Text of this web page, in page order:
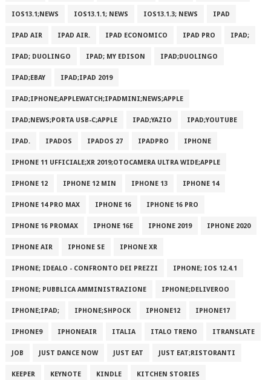
IOS13.1;NEWS IOS13.1.1; NEWS IOS13.1.3; NEWS IPAD
IPAD AIR IPAD AIR. IPAD ECONOMICO IPAD PRO IPAD;
IPAD; DUOLINGO IPAD; MY EDISON IPAD;DUOLINGO
IPAD;EBAY IPAD;IPAD 2019
IPAD;IPHONE;APPLEWATCH;IPADMINI;NEWS;APPLE
IPAD;NEWS;PORTA USB-C;APPLE IPAD;YAZIO IPAD;YOUTUBE
IPAD. IPADOS IPADOS 27 IPADPRO IPHONE
IPHONE 11 UFFICIALE;XR 2019;OTOCAMERA ULTRA WIDE;APPLE
IPHONE 12 IPHONE 12 MIN IPHONE 13 IPHONE 14
IPHONE 14 PRO MAX IPHONE 16 IPHONE 16 PRO
IPHONE 16 PROMAX IPHONE 16E IPHONE 2019 IPHONE 2020
IPHONE AIR IPHONE SE IPHONE XR
IPHONE; IDEALO - CONFRONTO DEI PREZZI IPHONE; IOS 12.4.1
IPHONE; PUBBLICA AMMINISTRAZIONE IPHONE;DELIVEROO
IPHONE;IPAD; IPHONE;SHPOCK IPHONE12 IPHONE17
IPHONE9 IPHONEAIR ITALIA ITALO TRENO ITRANSLATE
JOB JUST DANCE NOW JUST EAT JUST EAT;RISTORANTI
KEEPER KEYNOTE KINDLE KITCHEN STORIES